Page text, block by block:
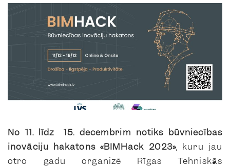
No 11. līdz 15. decembrim notiks būvniecības
inovāciju hakatons «BIMHack 2023», kuru jau
otro gadu organizē Rīgas Tehniskās